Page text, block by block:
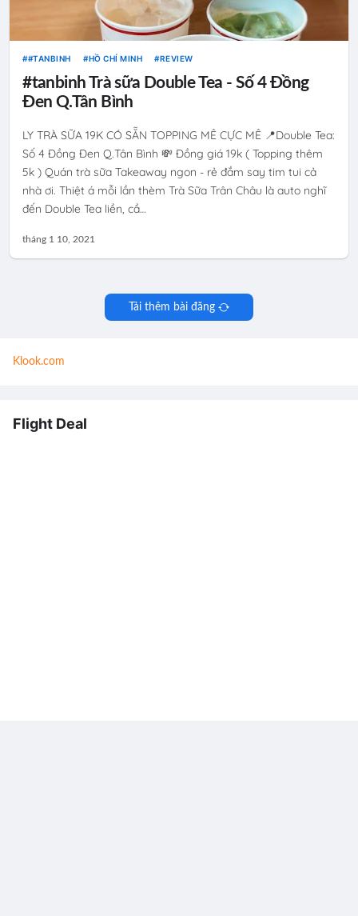
#TANBINH HỒ CHÍ MINH REVIEW
#tanbinh Trà sữa Double Tea - Số 4 Đồng
Đen Q.Tân Bình
LY TRÀ SỮA 19K CÓ SẴN TOPPING MÊ CỰC MÊ 📍Double Tea:
Số 4 Đồng Đen Q.Tân Bình 💸 Đồng giá 19k ( Topping thêm
5k ) Quán trà sữa Takeaway ngon - rẻ đắm say tim tui cả
nhà ơi. Thiệt á mỗi lần thèm Trà Sữa Trân Châu là auto nghĩ
đến Double Tea liền, cầ…
tháng 1 10, 2021
Tải thêm bài đăng
Klook.com
Flight Deal